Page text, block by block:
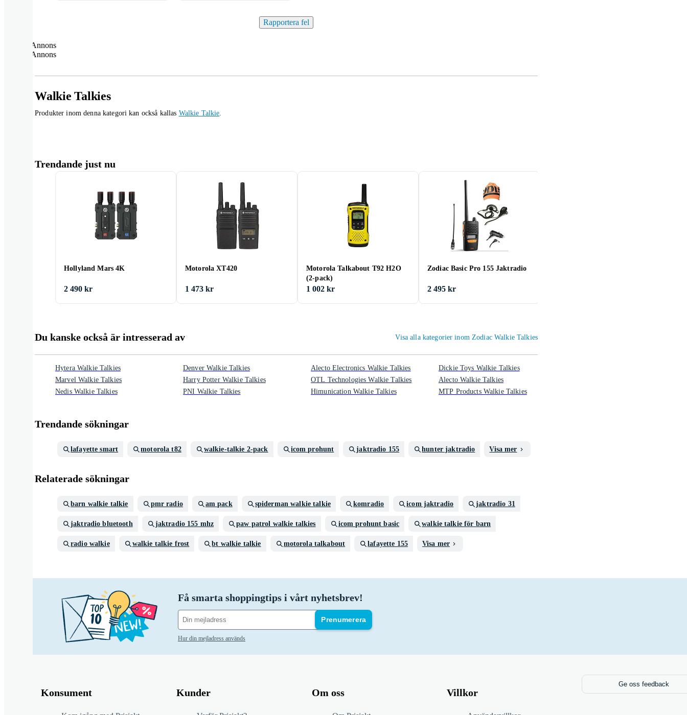
Rapportera fel
Annons
Annons
Walkie Talkies
Produkter inom denna kategori kan också kallas Walkie Talkie.
Trendande just nu
Hollyland Mars 4K
2 490 kr
Motorola XT420
1 473 kr
Motorola Talkabout T92 H2O
(2-pack)
1 002 kr
Zodiac Basic Pro 155 Jaktradio
2 495 kr
Du kanske också är intresserad av Visa alla kategorier inom Zodiac Walkie Talkies
Hytera Walkie Talkies
Marvel Walkie Talkies
Nedis Walkie Talkies
Denver Walkie Talkies
Harry Potter Walkie Talkies
PNI Walkie Talkies
Alecto Electronics Walkie Talkies
OTL Technologies Walkie Talkies
Himunication Walkie Talkies
Dickie Toys Walkie Talkies
Alecto Walkie Talkies
MTP Products Walkie Talkies
Trendande sökningar
lafayette smart motorola t82 walkie-talkie 2-pack icom prohunt jaktradio 155 hunter jaktradio Visa mer
Relaterade sökningar
barn walkie talkie pmr radio am pack spiderman walkie talkie komradio icom jaktradio jaktradio 31
jaktradio bluetooth jaktradio 155 mhz paw patrol walkie talkies icom prohunt basic walkie talkie för barn
radio walkie walkie talkie frost bt walkie talkie motorola talkabout lafayette 155 Visa mer
Få smarta shoppingtips i vårt nyhetsbrev!
Prenumerera
Hur din mejladress används
Konsument Kunder Om oss Villkor
Ge oss feedback